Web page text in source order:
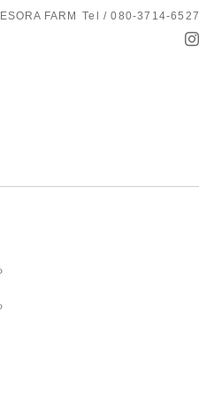
FARM Tel / 080-3714-6527